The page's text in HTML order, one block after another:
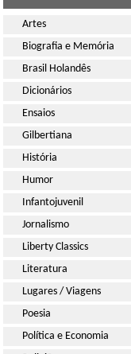
Artes
Biografia e Memória
Brasil Holandês
Dicionários
Ensaios
Gilbertiana
História
Humor
Infantojuvenil
Jornalismo
Liberty Classics
Literatura
Lugares / Viagens
Poesia
Política e Economia